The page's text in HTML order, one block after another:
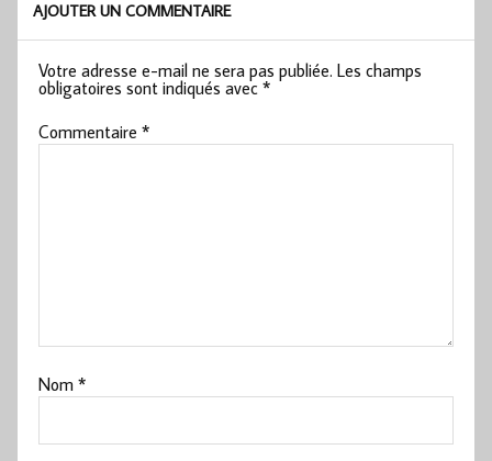
AJOUTER UN COMMENTAIRE
Votre adresse e-mail ne sera pas publiée. Les champs
obligatoires sont indiqués avec*
Commentaire*
Nom*